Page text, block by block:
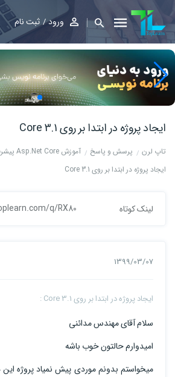
ورود ثبت نام
ایجاد پروژه در ابتدا بر روی Core 3.1
تاپ لرن پرسش و پاسخ
آموزش Asp.Net Core پیشرفته
ایجاد پروژه در ابتدا بر روی Core 3.1
لینک کوتاه q/RX80
1399/03/07
ایجاد پروژه در ابتدا بر روی Core 3.1 :
سلام آقای مهندس مدائنی
امیدوارم حالتون خوب باشه
میخواستم بدونم موردی پیش نمیاد پروژه